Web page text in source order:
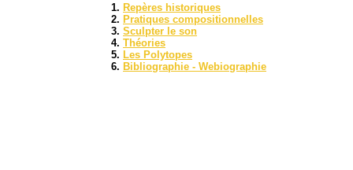
Repères historiques
Pratiques compositionnelles
Sculpter le son
Théories
Les Polytopes
Bibliographie - Webiographie